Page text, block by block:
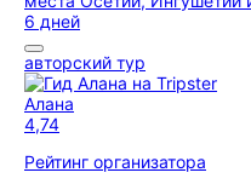
6 дней
авторский тур
Алана
4,74
Рейтинг организатора